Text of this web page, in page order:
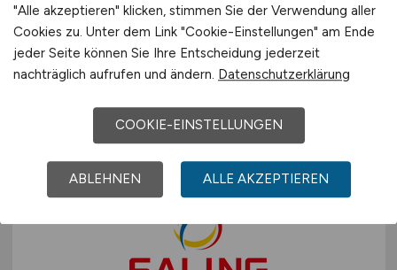
Anlagenmechaniker(m/w/d)
Drieselmann GmbH
Holzgerlingen
"Alle akzeptieren" klicken, stimmen Sie der Verwendung aller
Cookies zu. Unter dem Link "Cookie-Einstellungen" am Ende
jeder Seite können Sie Ihre Entscheidung jederzeit
nachträglich aufrufen und ändern. Datenschutzerklärung
COOKIE-EINSTELLUNGEN
ABLEHNEN ALLE AKZEPTIEREN